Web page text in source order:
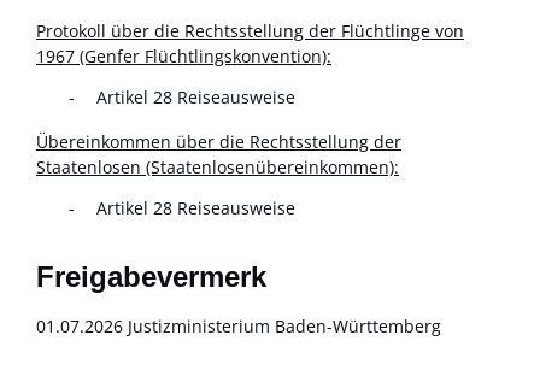
Protokoll über die Rechtsstellung der Flüchtlinge von
1967 (Genfer Flüchtlingskonvention):
Artikel 28 Reiseausweise
Übereinkommen über die Rechtsstellung der
Staatenlosen (Staatenlosenübereinkommen):
Artikel 28 Reiseausweise
Freigabevermerk
01.07.2026 Justizministerium Baden-Württemberg